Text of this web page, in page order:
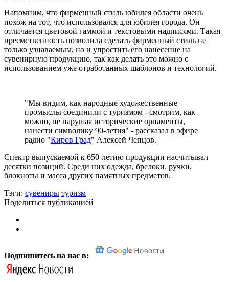
Напомним, что фирменный стиль юбилея области очень
похож на тот, что использовался для юбилея города. Он
отличается цветовой гаммой и текстовыми надписями. Такая
преемственность позволила сделать фирменный стиль не
только узнаваемым, но и упростить его нанесение на
сувенирную продукцию, так как делать это можно с
использованием уже отработанных шаблонов и технологий.
"Мы видим, как народные художественные
промыслы соединили с туризмом - смотрим, как
можно, не нарушая исторические орнаменты,
нанести символику 90-летия" - рассказал в эфире
радио "Киров Град" Алексей Чепцов.
Спектр выпускаемой к 650-летию продукции насчитывал
десятки позиций. Среди них одежда, брелоки, ручки,
блокноты и масса других памятных предметов.
Тэги: сувениры туризм
Поделиться публикацией
Подпишитесь на нас в: